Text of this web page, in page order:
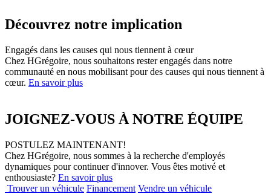
Découvrez notre implication
Engagés dans les causes qui nous tiennent à cœur
Chez HGrégoire, nous souhaitons rester engagés dans notre
communauté en nous mobilisant pour des causes qui nous tiennent à
cœur. En savoir plus
JOIGNEZ-VOUS À NOTRE ÉQUIPE
POSTULEZ MAINTENANT!
Chez HGrégoire, nous sommes à la recherche d'employés
dynamiques pour continuer d'innover. Vous êtes motivé et
enthousiaste? En savoir plus
Trouverun véhicule Financement Vendre un véhicule